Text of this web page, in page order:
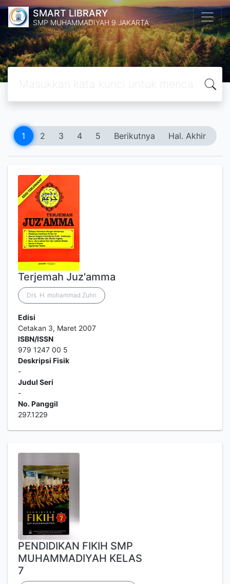
SMART LIBRARY
SMP MUHAMMADIYAH 9 JAKARTA
1 2 3 4 5 Berikutnya Hal. Akhir
Terjemah Juz'amma
Drs. H. mohammad Zuhri
Edisi
Cetakan 3, Maret 2007
ISBN/ISSN
979 1247 00 5
Deskripsi Fisik
-
Judul Seri
-
No. Panggil
297.1229
PENDIDIKAN FIKIH SMP
MUHAMMADIYAH KELAS
7